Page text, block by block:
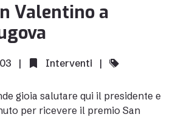
Valentino a
| Interventi |
gioia salutare qui il presidente e
per ricevere il premio San